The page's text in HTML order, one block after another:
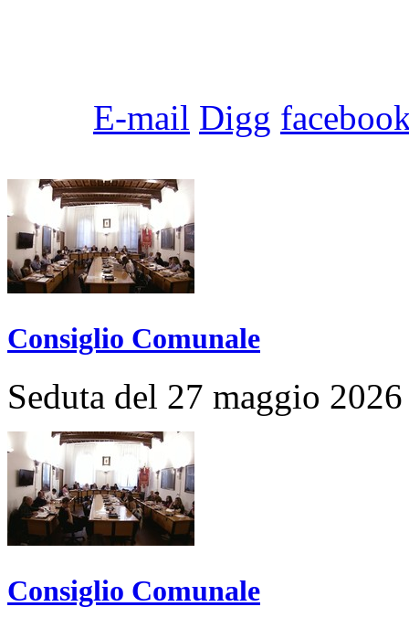
E-mail Digg
Consiglio Comunale
Seduta del 27 maggio 2026
Consiglio Comunale